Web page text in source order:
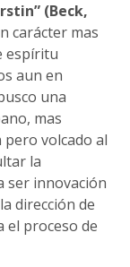
(Beck,
carácter mas
espíritu
aun en
una
mas
volcado al
la
ser innovación
dirección de
el proceso de